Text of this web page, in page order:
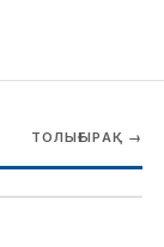
ТОЛЫҒЫРАҚ →